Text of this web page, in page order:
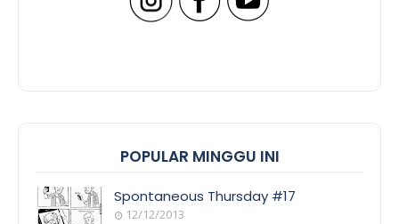
POPULAR MINGGU INI
Spontaneous Thursday #17
12/12/2013